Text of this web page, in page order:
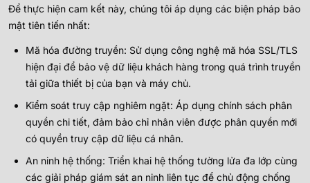
Để thực hiện cam kết này, chúng tôi áp dụng các biện pháp bảo
mật tiên tiến nhất:
Mã hóa đường truyền: Sử dụng công nghệ mã hóa SSL/TLS
hiện đại để bảo vệ dữ liệu khách hàng trong quá trình truyền
tải giữa thiết bị của bạn và máy chủ.
Kiểm soát truy cập nghiêm ngặt: Áp dụng chính sách phân
quyền chi tiết, đảm bảo chỉ nhân viên được phân quyền mới
có quyền truy cập dữ liệu cá nhân.
An ninh hệ thống: Triển khai hệ thống tường lửa đa lớp cùng
các giải pháp giám sát an ninh liên tục để chủ động chống